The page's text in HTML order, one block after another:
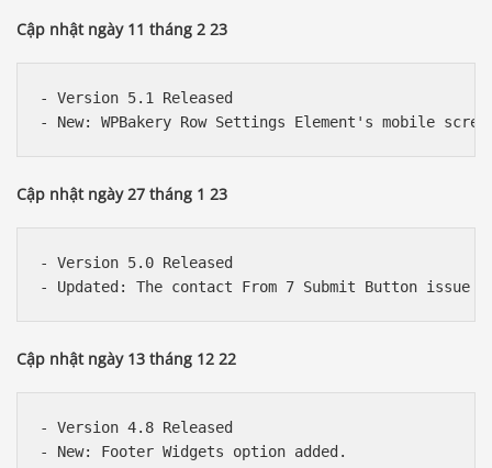
Cập nhật ngày 11 tháng 2 23
- Version 5.1 Released
Cập nhật ngày 27 tháng 1 23
- Version 5.0 Released
Cập nhật ngày 13 tháng 12 22
- Version 4.8 Released
- New: Footer Widgets option added.